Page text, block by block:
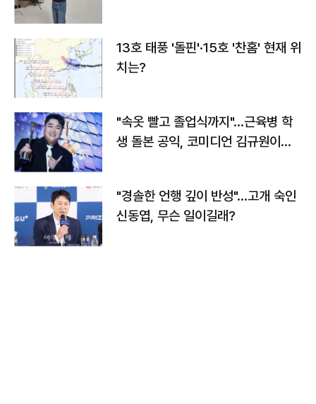
13호 태풍 '돌핀'·15호 '찬홈' 현재 위
치는?
"속옷 빨고 졸업식까지"…근육병 학
생 돌본 공익, 코미디언 김규원이었
"경솔한 언행 깊이 반성"…고개 숙인
신동엽, 무슨 일이길래?